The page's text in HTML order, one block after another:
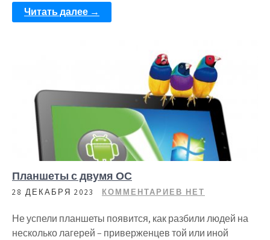
Читать далее →
Планшеты с двумя ОС
28 ДЕКАБРЯ 2023 КОММЕНТАРИЕВ НЕТ
Не успели планшеты появится, как разбили людей на
несколько лагерей – приверженцев той или иной